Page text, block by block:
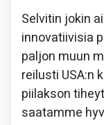
Selvitin jokin
innovatiivisia
paljon muun
reilusti USA:n
piilakson
saatamme